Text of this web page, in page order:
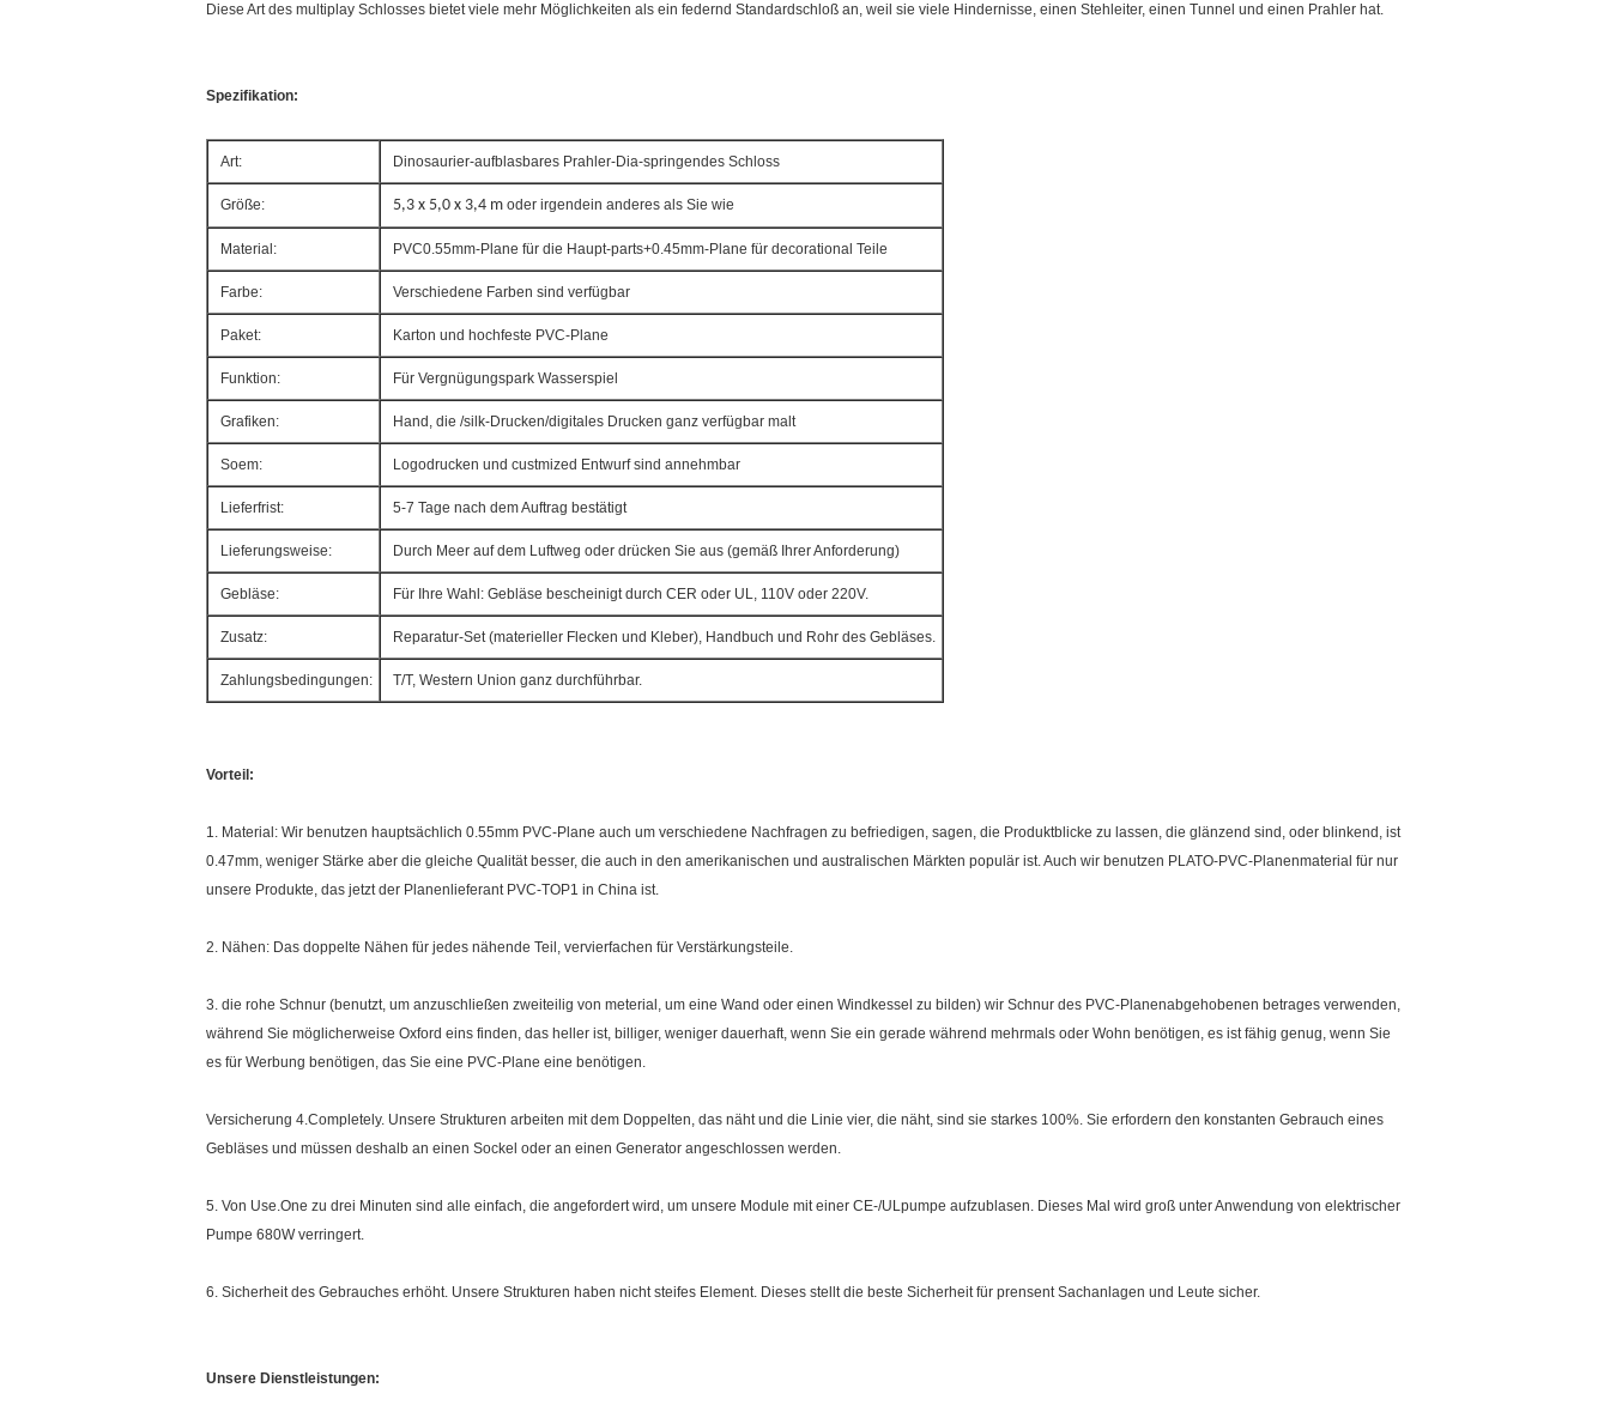
Diese Art des multiplay Schlosses bietet viele mehr Möglichkeiten als ein federnd Standardschloß an, weil sie viele Hindernisse, einen Stehleiter, einen Tunnel und einen Prahler hat.
Spezifikation:
Art: Dinosaurier-aufblasbares Prahler-Dia-springendes Schloss
Größe: 5,3 x 5,0 x 3,4 m oder irgendein anderes als Sie wie
Material: PVC0.55mm-Plane für die Haupt-parts+0.45mm-Plane für decorational Teile
Farbe: Verschiedene Farben sind verfügbar
Paket: Karton und hochfeste PVC-Plane
Funktion: Für Vergnügungspark Wasserspiel
Grafiken: Hand, die /silk-Drucken/digitales Drucken ganz verfügbar malt
Soem: Logodrucken und custmized Entwurf sind annehmbar
Lieferfrist: 5-7 Tage nach dem Auftrag bestätigt
Lieferungsweise: Durch Meer auf dem Luftweg oder drücken Sie aus (gemäß Ihrer Anforderung)
Gebläse: Für Ihre Wahl: Gebläse bescheinigt durch CER oder UL, 110V oder 220V.
Zusatz: Reparatur-Set (materieller Flecken und Kleber), Handbuch und Rohr des Gebläses.
Zahlungsbedingungen: T/T, Western Union ganz durchführbar.
Vorteil:
1. Material: Wir benutzen hauptsächlich 0.55mm PVC-Plane auch um verschiedene Nachfragen zu befriedigen, sagen, die Produktblicke zu lassen, die glänzend sind, oder blinkend, ist
0.47mm, weniger Stärke aber die gleiche Qualität besser, die auch in den amerikanischen und australischen Märkten populär ist. Auch wir benutzen PLATO-PVC-Planenmaterial für nur
unsere Produkte, das jetzt der Planenlieferant PVC-TOP1 in China ist.
2. Nähen: Das doppelte Nähen für jedes nähende Teil, vervierfachen für Verstärkungsteile.
3. die rohe Schnur (benutzt, um anzuschließen zweiteilig von meterial, um eine Wand oder einen Windkessel zu bilden) wir Schnur des PVC-Planenabgehobenen betrages verwenden,
während Sie möglicherweise Oxford eins finden, das heller ist, billiger, weniger dauerhaft, wenn Sie ein gerade während mehrmals oder Wohn benötigen, es ist fähig genug, wenn Sie
es für Werbung benötigen, das Sie eine PVC-Plane eine benötigen.
Versicherung 4.Completely. Unsere Strukturen arbeiten mit dem Doppelten, das näht und die Linie vier, die näht, sind sie starkes 100%. Sie erfordern den konstanten Gebrauch eines
Gebläses und müssen deshalb an einen Sockel oder an einen Generator angeschlossen werden.
5. Von Use.One zu drei Minuten sind alle einfach, die angefordert wird, um unsere Module mit einer CE-/ULpumpe aufzublasen. Dieses Mal wird groß unter Anwendung von elektrischer
Pumpe 680W verringert.
6. Sicherheit des Gebrauches erhöht. Unsere Strukturen haben nicht steifes Element. Dieses stellt die beste Sicherheit für prensent Sachanlagen und Leute sicher.
Unsere Dienstleistungen: